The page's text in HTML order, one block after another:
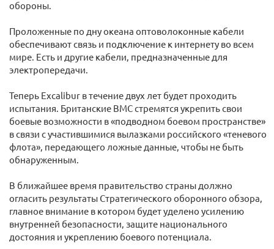
обороны.
Проложенные по дну океана оптоволоконные кабели
обеспечивают связь и подключение к интернету во всем
мире. Есть и другие кабели, предназначенные для
электропередачи.
Теперь Excalibur в течение двух лет будет проходить
испытания. Британские ВМС стремятся укрепить свои
боевые возможности в «подводном боевом пространстве»
в связи с участившимися вылазками российского «теневого
флота», передающего ложные данные, чтобы не быть
обнаруженным.
В ближайшее время правительство страны должно
огласить результаты Стратегического оборонного обзора,
главное внимание в котором будет уделено усилению
внутренней безопасности, защите национального
достояния и укреплению боевого потенциала.